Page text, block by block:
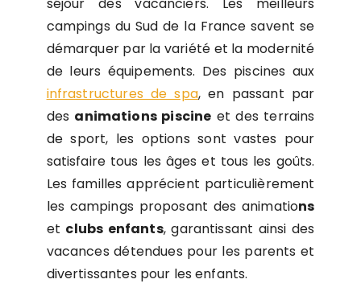
séjour des vacanciers. Les meilleurs
campings du Sud de la France savent se
démarquer par la variété et la modernité
de leurs équipements. Des piscines aux
infrastructures de spa, en passant par
des animations piscine et des terrains
de sport, les options sont vastes pour
satisfaire tous les âges et tous les goûts.
Les familles apprécient particulièrement
les campings proposant des animations
et clubs enfants, garantissant ainsi des
vacances détendues pour les parents et
divertissantes pour les enfants.